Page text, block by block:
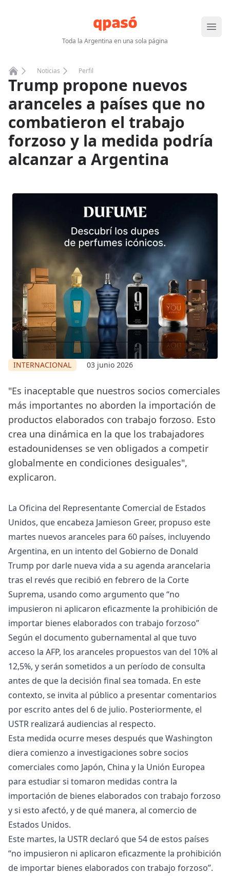
Toda la Argentina en una sola página
Abrir
Home
Noticias Perfil
Trump propone nuevos
aranceles a países que no
combatieron el trabajo
forzoso y la medida podría
alcanzar a Argentina
INTERNACIONAL 03 junio 2026
"Es inaceptable que nuestros socios comerciales
más importantes no aborden la importación de
productos elaborados con trabajo forzoso. Esto
crea una dinámica en la que los trabajadores
estadounidenses se ven obligados a competir
globalmente en condiciones desiguales",
explicaron.
La Oficina del Representante Comercial de Estados
Unidos, que encabeza Jamieson Greer, propuso este
martes nuevos aranceles para 60 países, incluyendo
Argentina, en un intento del Gobierno de Donald
Trump por darle nueva vida a su agenda arancelaria
tras el revés que recibió en febrero de la Corte
Suprema, usando como argumento que “no
impusieron ni aplicaron eficazmente la prohibición de
importar bienes elaborados con trabajo forzoso”
Según el documento gubernamental al que tuvo
acceso la AFP, los aranceles propuestos van del 10% al
12,5%, y serán sometidos a un período de consulta
antes de que la decisión final sea tomada. En este
contexto, se invita al público a presentar comentarios
por escrito antes del 6 de julio. Posteriormente, el
USTR realizará audiencias al respecto.
Esta medida ocurre meses después que Washington
diera comienzo a investigaciones sobre socios
comerciales como Japón, China y la Unión Europea
para estudiar si tomaron medidas contra la
importación de bienes elaborados con trabajo forzoso
y si esto afectó, y de qué manera, al comercio de
Estados Unidos.
Este martes, la USTR declaró que 54 de estos países
“no impusieron ni aplicaron eficazmente la prohibición
de importar bienes elaborados con trabajo forzoso”.